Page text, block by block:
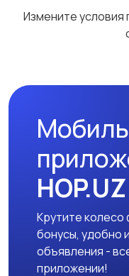
Измените условия
HOP.UZ
Крутите колесо
бонусы, удобно
объявления -
приложении!